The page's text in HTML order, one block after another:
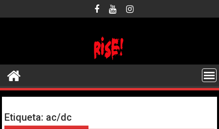
al
Etiqueta: ac/dc